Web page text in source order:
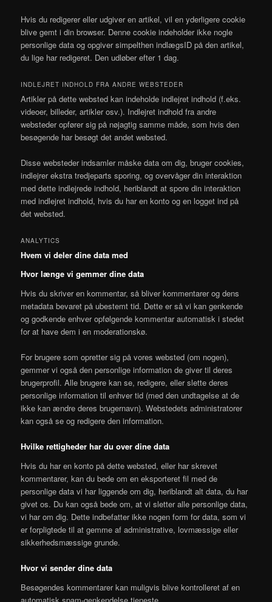
Hvis du redigerer eller udgiver en artikel, vil en yderligere cookie
blive gemt i din browser. Denne cookie indeholder ikke nogle
personlige data og opgiver simpelthen indlægsID på den artikel,
du lige har redigeret. Den udløber efter 1 dag.
INDLEJRET INDHOLD FRA ANDRE WEBSTEDER
Artikler på dette websted kan indeholde indlejret indhold (f.eks.
videoer, billeder, artikler osv.). Indlejret indhold fra andre
websteder opfører sig på nøjagtig samme måde, som hvis den
besøgende har besøgt det andet websted.
Disse websteder indsamler måske data om dig, bruger cookies,
indlejrer ekstra tredjeparts sporing, og overvåger din interaktion
med dette indlejrede indhold, heriblandt at spore din interaktion
med indlejret indhold, hvis du har en konto og en logget ind på
det websted.
ANALYTICS
Hvem vi deler dine data med
Hvor længe vi gemmer dine data
Hvis du skriver en kommentar, så bliver kommentarer og dens
metadata bevaret på ubestemt tid. Dette er så vi kan genkende
og godkende enhver opfølgende kommentar automatisk i stedet
for at have dem i en moderationskø.
For brugere som opretter sig på vores websted (om nogen),
gemmer vi også den personlige information de giver til deres
brugerprofil. Alle brugere kan se, redigere, eller slette deres
personlige information til enhver tid (med den undtagelse at de
ikke kan ændre deres brugernavn). Webstedets administratorer
kan også se og redigere den information.
Hvilke rettigheder har du over dine data
Hvis du har en konto på dette websted, eller har skrevet
kommentarer, kan du bede om en eksporteret fil med de
personlige data vi har liggende om dig, heriblandt alt data, du har
givet os. Du kan også bede om, at vi sletter alle personlige data,
vi har om dig. Dette indbefatter ikke nogen form for data, som vi
er forpligtede til at gemme af administrative, lovmæssige eller
sikkerhedsmæssige grunde.
Hvor vi sender dine data
Besøgendes kommentarer kan muligvis blive kontrolleret af en
automatisk spam-genkendelse tjeneste.